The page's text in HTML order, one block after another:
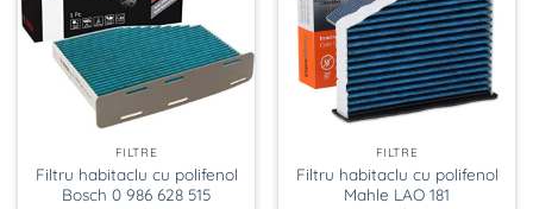
FILTRE
Filtru habitaclu cu polifenol
Bosch 0 986 628 515
FILTRE
Filtru habitaclu cu polifenol
Mahle LAO 181